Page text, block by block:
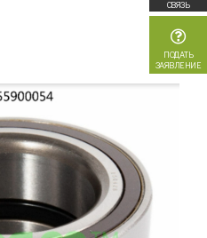
СВЯЗЬ
ПОДАТЬ
ЗАЯВЛЕНИЕ